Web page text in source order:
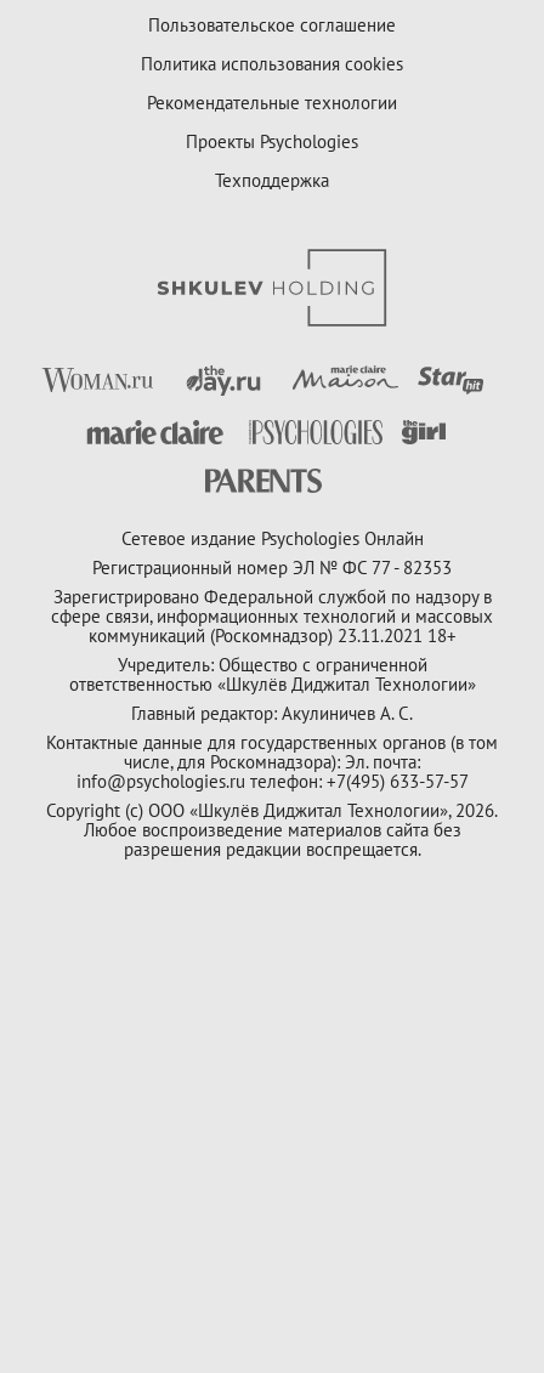
Пользовательское соглашение
Политика использования cookies
Рекомендательные технологии
Проекты Psychologies
Техподдержка
Сетевое издание Psychologies Онлайн
Регистрационный номер ЭЛ № ФС 77 - 82353
Зарегистрировано Федеральной службой по надзору в
сфере связи, информационных технологий и массовых
коммуникаций (Роскомнадзор) 23.11.2021 18+
Учредитель: Общество с ограниченной
ответственностью «Шкулёв Диджитал Технологии»
Главный редактор: Акулиничев А. С.
Контактные данные для государственных органов (в том
числе, для Роскомнадзора): Эл. почта:
info@psychologies.ru телефон: +7(495) 633-57-57
Copyright (с) ООО «Шкулёв Диджитал Технологии», 2026.
Любое воспроизведение материалов сайта без
разрешения редакции воспрещается.